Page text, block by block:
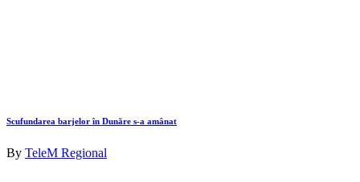
Scufundarea barjelor în Dunăre s-a amânat
By TeleM Regional